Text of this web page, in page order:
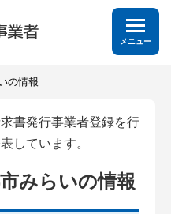
メニュー
の情報
書発行事業者登録を行
しています。
みらいの情報